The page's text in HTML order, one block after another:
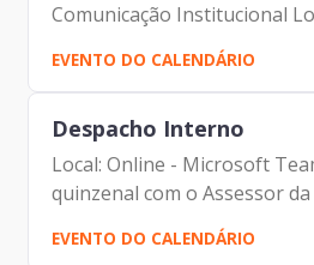
Comunicação Institucional
Forbes – Presidente |
Tomiatto - Assessor da...
EVENTO DO CALENDÁRIO
Despacho Interno
Local: Online - Microsoft
quinzenal com o Assessor
Participantes: - Francisco
Prodam-SP - Paulo Cabral -
EVENTO DO CALENDÁRIO